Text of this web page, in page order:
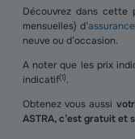
Découvrez dans cette
mensuelles) d’
neuve ou d’occasion.
A noter que les prix
indicatif(1).
Obtenez vous aussi
ASTRA, c’est gratuit et